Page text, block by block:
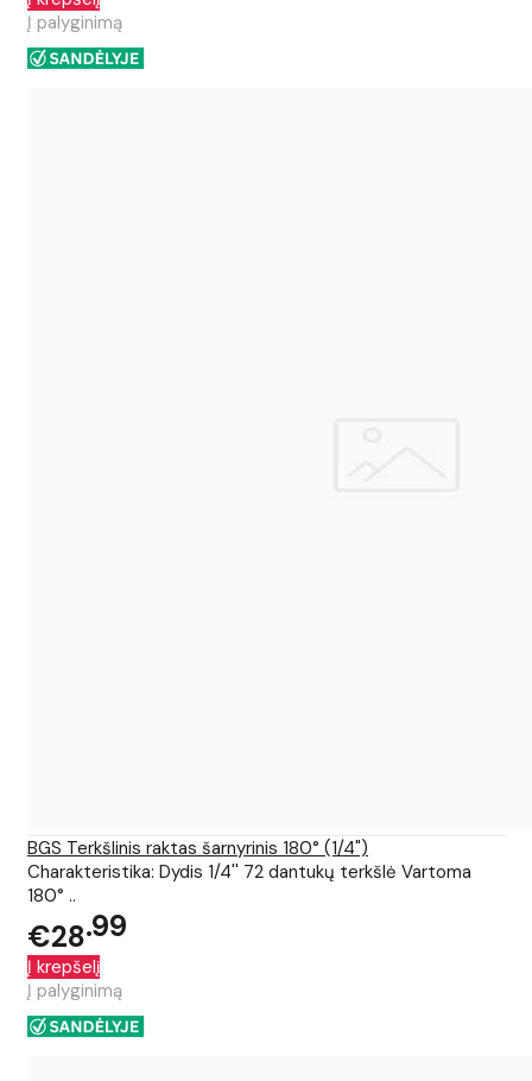
Į palyginimą
BGS Terkšlinis raktas šarnyrinis 180° (1/4")
Charakteristika: Dydis 1/4'' 72 dantukų terkšlė Vartoma
180° ..
€28 99
Į krepšelį
Į palyginimą